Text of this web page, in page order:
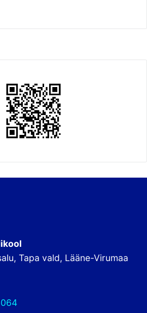
Tapa vald, Lääne-Virumaa